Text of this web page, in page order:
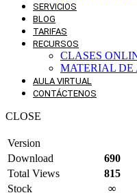
SERVICIOS
BLOG
TARIFAS
RECURSOS
CLASES
MATERIAL DE
AULA VIRTUAL
CONTÁCTENOS
CLOSE
Version
Download
690
Total Views
815
Stock
∞